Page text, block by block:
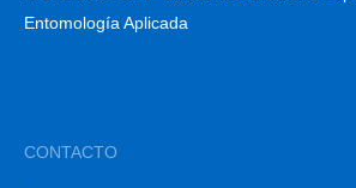
Entomología Aplicada
CONTACTO